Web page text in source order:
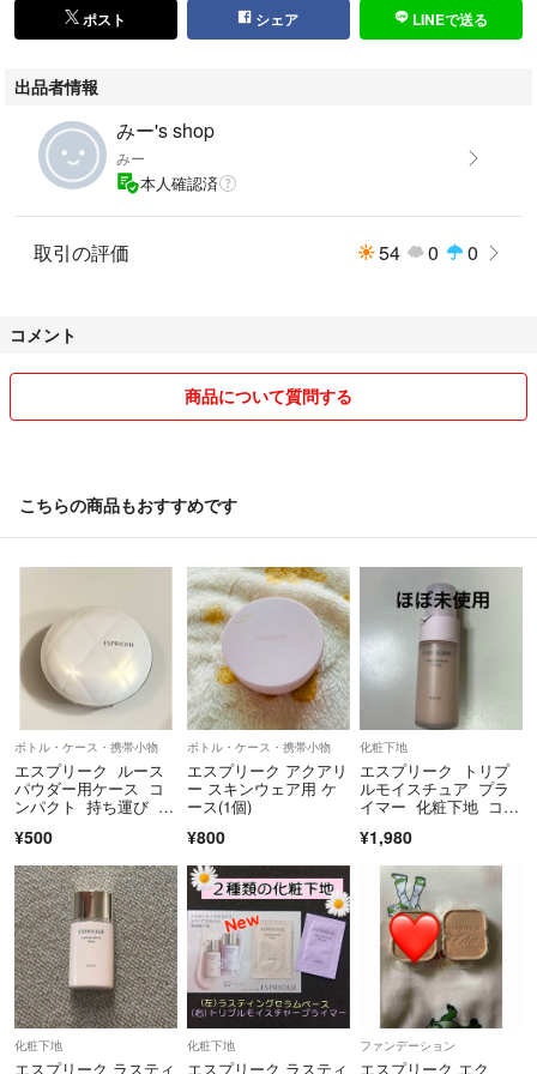
ポスト シェア LINEで送る
出品者情報
みー's shop
みー
本人確認済
取引の評価 54 0 0
コメント
商品について質問する
こちらの商品もおすすめです
ボトル・ケース・携帯小物
エスプリーク ルース
パウダー用ケース コ
ンパクト 持ち運び 旅
¥500
ボトル・ケース・携帯小物
エスプリーク アクアリ
ー スキンウェア用 ケ
ース(1個)
¥800
化粧下地
エスプリーク トリプ
ルモイスチュア プラ
イマー 化粧下地 コー
¥1,980
化粧下地
エスプリーク ラスティ
化粧下地
エスプリーク ラスティ
ファンデーション
エスプリーク エク